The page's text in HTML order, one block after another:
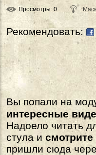
Просмотры: 0
Рекомендовать:
Вы попали на
интересные
Надоело читать
стула и
пришли сюда